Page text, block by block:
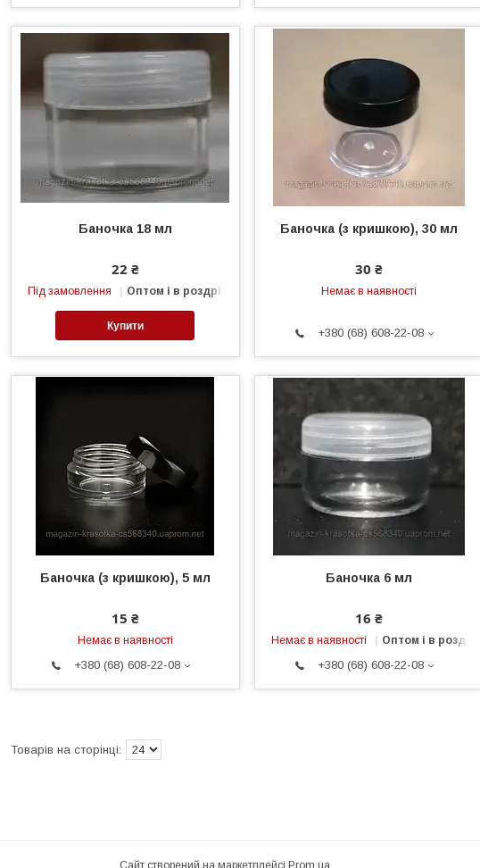
Баночка 18 мл
22 ₴
Під замовлення Оптом і в роздріб
Купити
Баночка (з кришкою), 30 мл
30 ₴
Немає в наявності
+380 (68) 608-22-08
Баночка (з кришкою), 5 мл
15 ₴
Немає в наявності
+380 (68) 608-22-08
Баночка 6 мл
16 ₴
Немає в наявності Оптом і в роздріб
+380 (68) 608-22-08
Сайт створений на маркетплейсі Prom.ua